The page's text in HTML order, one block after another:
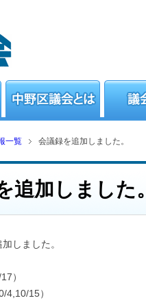
一覧 会議録を追加しました。
追加しました
しました。
）
4,10/15）